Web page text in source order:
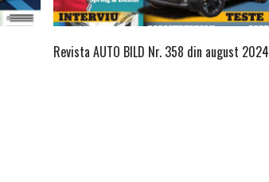
Revista AUTO BILD Nr. 358 din august 2024